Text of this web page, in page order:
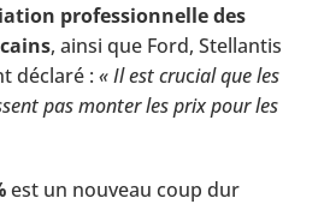
professionnelle des
, ainsi que Ford, Stellantis
déclaré : « Il est crucial que les
pas monter les prix pour les
est un nouveau coup dur